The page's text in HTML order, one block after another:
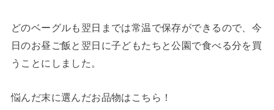
どのベーグルも翌日までは常温で保存ができるので、今
日のお昼ご飯と翌日に子どもたちと公園で食べる分を買
うことにしました。
悩んだ末に選んだお品物はこちら！